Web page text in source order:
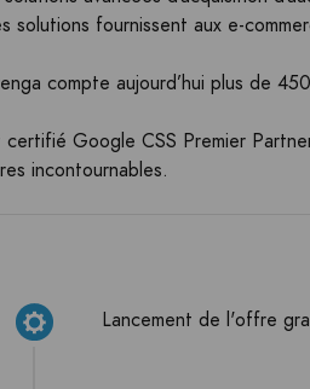
solutions fournissent aux e-
compte aujourd’hui plus de
Google CSS Premier
incontournables.
Lancement de l'offre